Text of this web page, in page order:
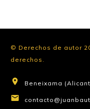
© Derechos de autor
derechos.
Beneixama